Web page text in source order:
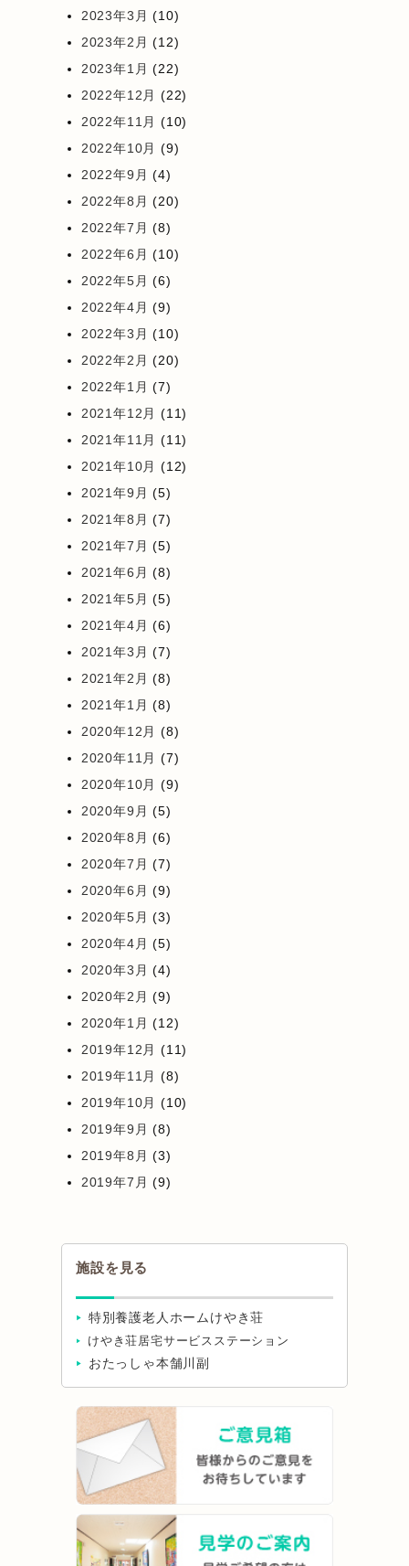
2023年3月 (10)
2023年2月 (12)
2023年1月 (22)
2022年12月 (22)
2022年11月 (10)
2022年10月 (9)
2022年9月 (4)
2022年8月 (20)
2022年7月 (8)
2022年6月 (10)
2022年5月 (6)
2022年4月 (9)
2022年3月 (10)
2022年2月 (20)
2022年1月 (7)
2021年12月 (11)
2021年11月 (11)
2021年10月 (12)
2021年9月 (5)
2021年8月 (7)
2021年7月 (5)
2021年6月 (8)
2021年5月 (5)
2021年4月 (6)
2021年3月 (7)
2021年2月 (8)
2021年1月 (8)
2020年12月 (8)
2020年11月 (7)
2020年10月 (9)
2020年9月 (5)
2020年8月 (6)
2020年7月 (7)
2020年6月 (9)
2020年5月 (3)
2020年4月 (5)
2020年3月 (4)
2020年2月 (9)
2020年1月 (12)
2019年12月 (11)
2019年11月 (8)
2019年10月 (10)
2019年9月 (8)
2019年8月 (3)
2019年7月 (9)
施設を見る
特別養護老人ホームけやき荘
けやき荘居宅サービスステーション
おたっしゃ本舗川副